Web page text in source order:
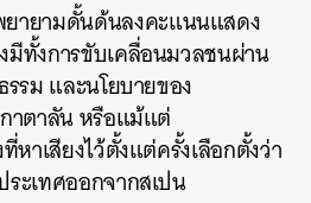
ายามดั้นด้นลงคะแนนแสดง
ทั้งการขับเคลื่อนมวลชนผ่าน
รม และนโยบายของ
าตาลัน หรือแม้แต่
หาเสียงไว้ตั้งแต่ครั้งเลือกตั้งว่า
ะเทศออกจากสเปน